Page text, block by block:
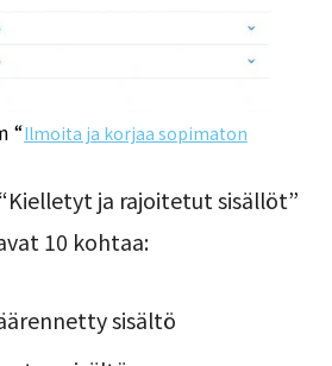
“Ilmoita ja korjaa sopimaton
ja rajoitetut sisällöt”
10 kohtaa:
sisältö